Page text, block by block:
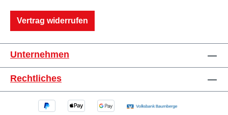
Vertrag widerrufen
Unternehmen
Rechtliches